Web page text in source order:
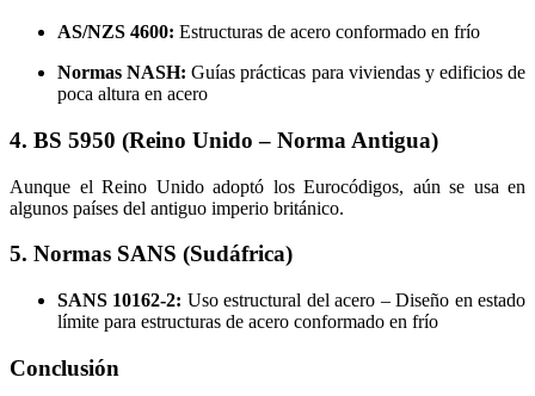
AS/NZS 4600: Estructuras de acero conformado en frío
Normas NASH: Guías prácticas para viviendas y edificios de
poca altura en acero
4. BS 5950 (Reino Unido – Norma Antigua)
Aunque el Reino Unido adoptó los Eurocódigos, aún se usa en
algunos países del antiguo imperio británico.
5. Normas SANS (Sudáfrica)
SANS 10162-2: Uso estructural del acero – Diseño en estado
límite para estructuras de acero conformado en frío
Conclusión